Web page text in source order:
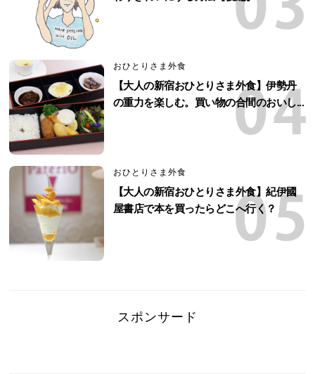
おひとりさま外食
【大人の新宿おひとりさま外食】伊勢丹
の重力を楽しむ。買い物の合間のおいし...
おひとりさま外食
【大人の新宿おひとりさま外食】紀伊國
屋書店で本を買ったらどこへ行く？
スポンサード